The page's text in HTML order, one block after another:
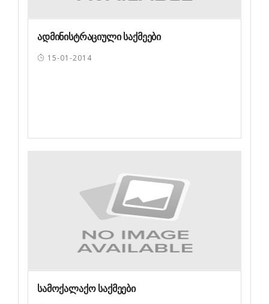
ადმინისტრაციული საქმეები
15-01-2014
სამოქალაქო საქმეები